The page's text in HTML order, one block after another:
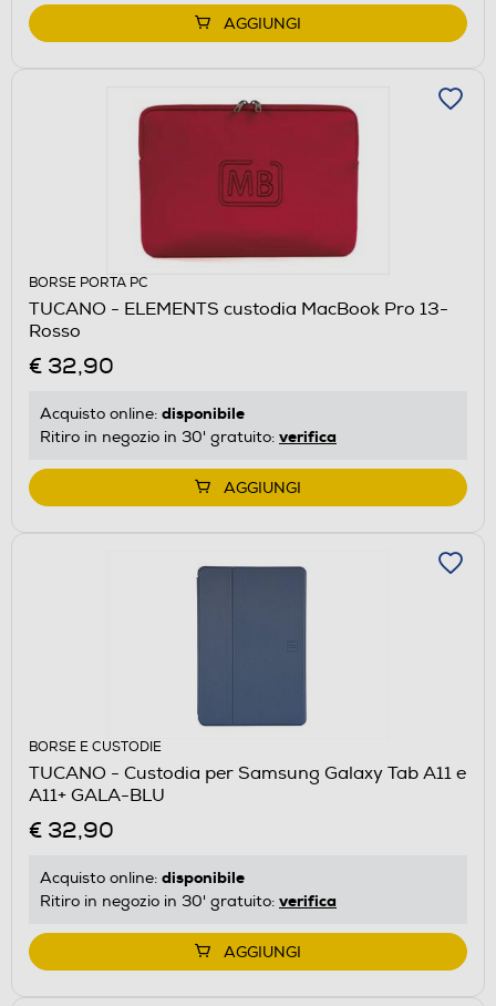
AGGIUNGI
BORSE PORTA PC
TUCANO - ELEMENTS custodia MacBook Pro 13-
Rosso
€ 32,90
Acquisto online: disponibile
Ritiro in negozio in 30' gratuito: verifica
AGGIUNGI
BORSE E CUSTODIE
TUCANO - Custodia per Samsung Galaxy Tab A11 e
A11+ GALA-BLU
€ 32,90
Acquisto online: disponibile
Ritiro in negozio in 30' gratuito: verifica
AGGIUNGI